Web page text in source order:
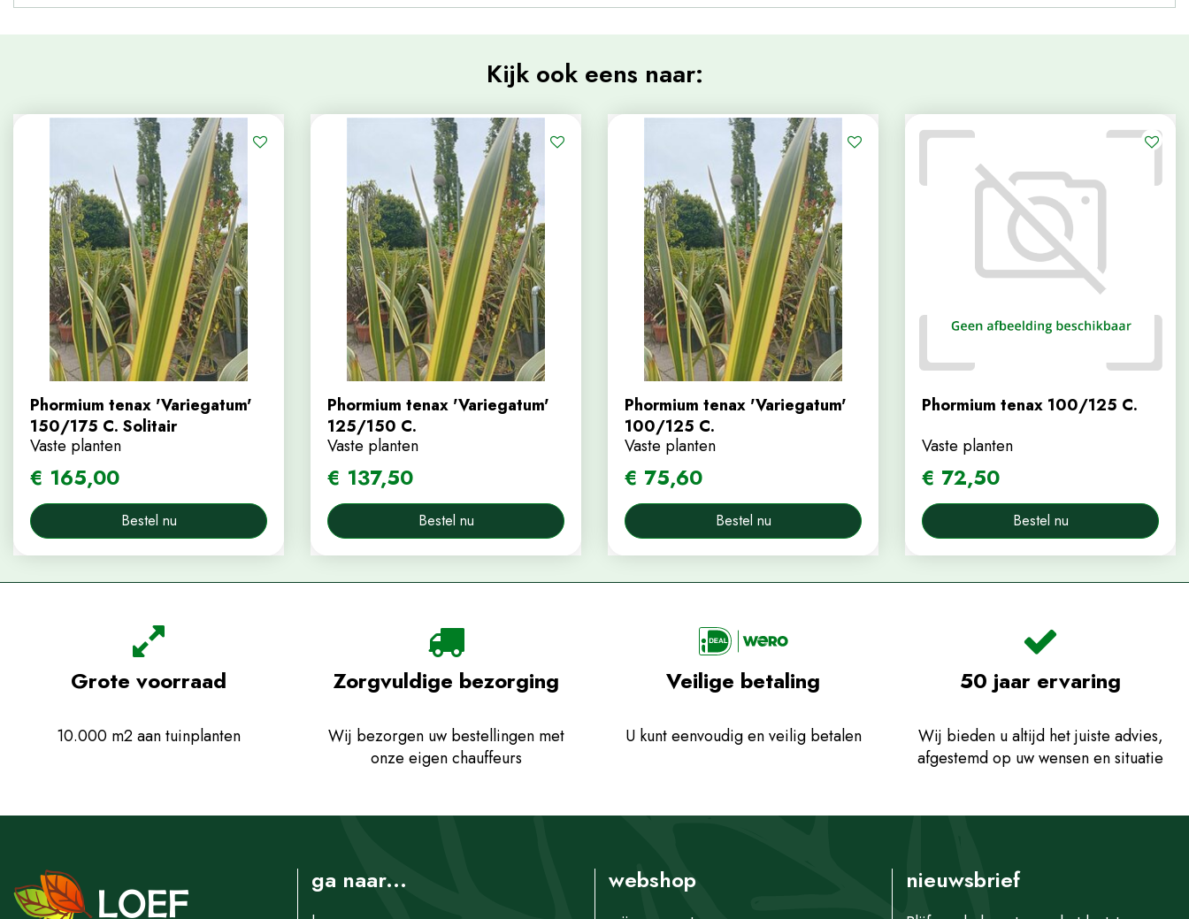
Kijk ook eens naar:
Phormium tenax 'Variegatum'
150/175 C. Solitair
Vaste planten
€ 165,00
Bestel nu
Phormium tenax 'Variegatum'
125/150 C.
Vaste planten
€ 137,50
Bestel nu
Phormium tenax 'Variegatum'
100/125 C.
Vaste planten
€ 75,60
Bestel nu
Phormium tenax 100/125 C.
Vaste planten
€ 72,50
Bestel nu
Grote voorraad
10.000 m2 aan tuinplanten
Zorgvuldige bezorging
Wij bezorgen uw bestellingen met
onze eigen chauffeurs
Veilige betaling
U kunt eenvoudig en veilig betalen
50 jaar ervaring
Wij bieden u altijd het juiste advies,
afgestemd op uw wensen en situatie
ga naar... webshop nieuwsbrief